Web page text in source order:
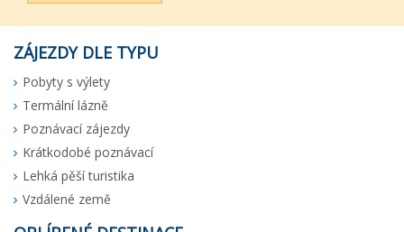
ZÁJEZDY DLE TYPU
Pobyty s výlety
Termální lázně
Poznávací zájezdy
Krátkodobé poznávací
Lehká pěší turistika
Vzdálené země